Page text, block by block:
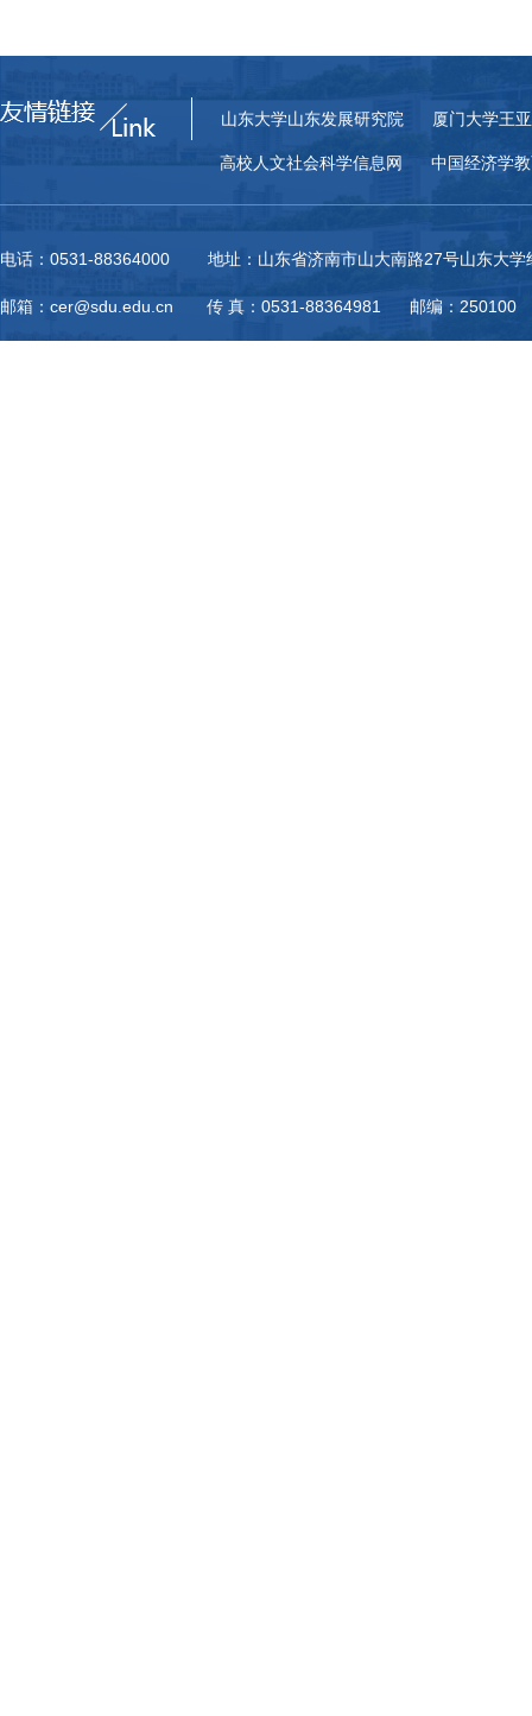
山东大学山东发展研究院 厦门大学王
高校人文社会科学信息网 中国经济学
电话：0531-88364000 地址：山东省济南市山大南路27号山东大学
邮箱：cer@sdu.edu.cn 传 真：0531-88364981 邮编：250100